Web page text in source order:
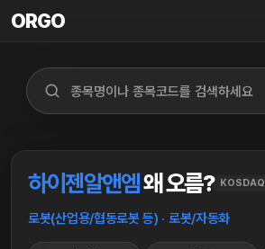
ORGO
ORGO
하이젠알앤엠왜 오름? KOSDAQ
로봇(산업용/협동로봇 등) · 로봇/자동화